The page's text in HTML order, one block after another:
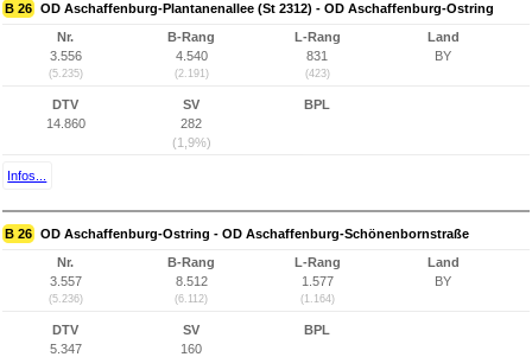
B 26 OD Aschaffenburg-Plantanenallee (St 2312) - OD Aschaffenburg-Ostring
Nr.
3.556
(5.235)
B-Rang
4.540
(2.191)
L-Rang
831
(423)
Land
BY
DTV
14.860
SV
282
(1,9%)
BPL
Infos...
B 26 OD Aschaffenburg-Ostring - OD Aschaffenburg-Schönenbornstraße
Nr.
3.557
(5.236)
B-Rang
8.512
(6.112)
L-Rang
1.577
(1.164)
Land
BY
DTV
5.347
SV
160
BPL